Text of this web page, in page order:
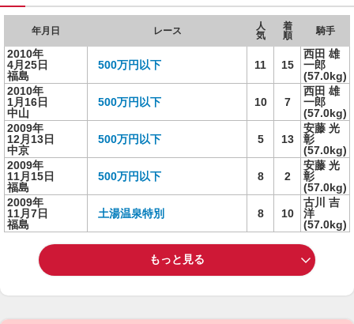
年月日 レース
人
気
着
順
騎手
2010年
4月25日
福島
500万円以下 11 15
西田 雄
一郎
(57.0kg)
2010年
1月16日
中山
500万円以下 10 7
西田 雄
一郎
(57.0kg)
2009年
12月13日
中京
500万円以下 5 13
安藤 光
彰
(57.0kg)
2009年
11月15日
福島
500万円以下 8 2
安藤 光
彰
(57.0kg)
2009年
11月7日
福島
土湯温泉特別 8 10
古川 吉
洋
(57.0kg)
もっと見る